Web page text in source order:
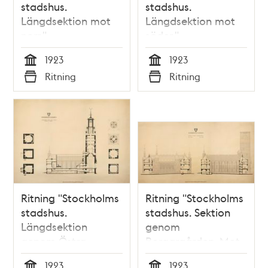
stadshus.
Längdsektion mot
norr."
(uppmätningsritning
1923)
Tid
1923
Typ
Ritning
stadshus.
Längdsektion mot
söder."
(uppmätningsritning
1923)
Tid
1923
Typ
Ritning
Ritning "Stockholms
stadshus.
Längdsektion
genom Östra
längan. Planer av
Ritning "Stockholms
stadshus. Sektion
genom
Borgargården. Mot
väster. Mot öster."